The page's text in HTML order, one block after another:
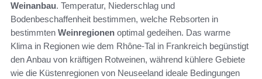
Weinanbau. Temperatur, Niederschlag und
Bodenbeschaffenheit bestimmen, welche Rebsorten in
bestimmten Weinregionen optimal gedeihen. Das warme
Klima in Regionen wie dem Rhône-Tal in Frankreich begünstigt
den Anbau von kräftigen Rotweinen, während kühlere Gebiete
wie die Küstenregionen von Neuseeland ideale Bedingungen